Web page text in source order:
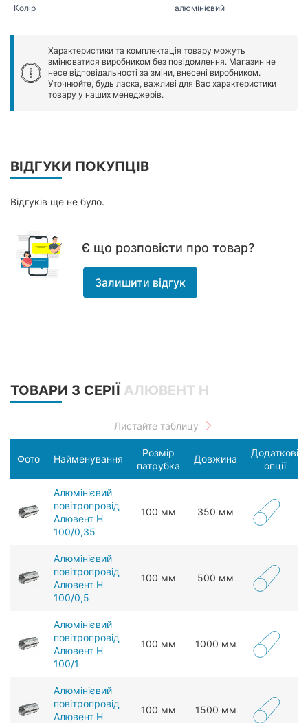
Колір алюмінієвий
Характеристики та комплектація товару можуть
змінюватися виробником без повідомлення. Магазин не
несе відповідальності за зміни, внесені виробником.
Уточнюйте, будь ласка, важливі для Вас характеристики
товару у наших менеджерів.
ВІДГУКИ ПОКУПЦІВ
Відгуків ще не було.
Є що розповісти про товар?
Залишити відгук
ТОВАРИ З СЕРІЇ АЛЮВЕНТ Н
Фото Найменування
Розмір
патрубка
Довжина
Додаткові
опції
Алюмінієвий
повітропровід
Алювент Н
100/0,35
100 мм 350 мм
Алюмінієвий
повітропровід
Алювент Н
100/0,5
100 мм 500 мм
Алюмінієвий
повітропровід
Алювент Н
100/1
100 мм 1000 мм
Алюмінієвий
повітропровід
Алювент Н
100 мм 1500 мм